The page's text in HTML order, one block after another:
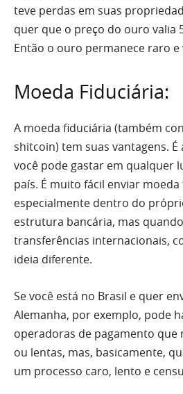
teve perdas em suas
quer que o preço do ouro valia
Então o ouro permanece raro e
Moeda Fiduciária:
A moeda fiduciária (também
shitcoin) tem suas vantagens.
você pode gastar em qualquer
país. É muito fácil enviar
especialmente dentro do
estrutura bancária, mas
transferências internacionais,
ideia diferente.
Se você está no Brasil e quer
Alemanha, por exemplo, pode
operadoras de pagamento que
ou lentas, mas, basicamente,
um processo caro, lento e